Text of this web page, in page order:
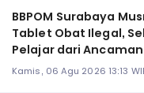
BBPOM Surabaya
Tablet Obat Ilegal,
Pelajar dari
Kamis, 06 Agu 2026 13:13